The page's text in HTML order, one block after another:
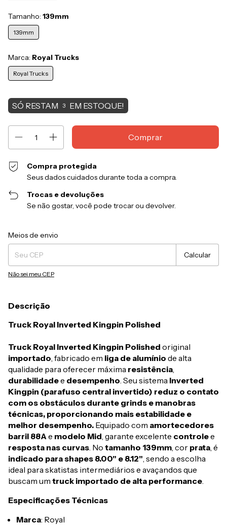
Tamanho: 139mm
139mm
Marca: Royal Trucks
Royal Trucks
SÓ RESTAM 3 EM ESTOQUE!
Compra protegida
Seus dados cuidados durante toda a compra.
Trocas e devoluções
Se não gostar, você pode trocar ou devolver.
Entregas para o CEP:
Meios de envio
Calcular
Não sei meu CEP
Descrição
Truck Royal Inverted Kingpin Polished
Truck Royal Inverted Kingpin Polished original
importado, fabricado em liga de alumínio de alta
qualidade para oferecer máxima resistência,
durabilidadee desempenho. Seu sistema Inverted
Kingpin (parafuso central invertido) reduz o contato
com os obstáculos durante grinds e manobras
técnicas, proporcionando mais estabilidade e
melhor desempenho. Equipado com amortecedores
barril 88Ae modelo Mid, garante excelente controlee
resposta nas curvas. No tamanho 139mm, cor prata, é
indicado para shapes 8.00" e 8.12", sendo a escolha
ideal para skatistas intermediários e avaçandos que
buscam um truck importado de alta performance.
Especificações Técnicas
Marca: Royal